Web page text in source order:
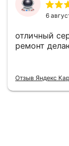
6
отличный
ремонт
Отзыв Яндекс